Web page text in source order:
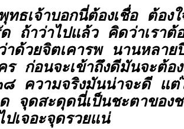
ทธเจ้าบอกนี่ต้องเชื่อ ต้อง
ด ถ้าว่าไปแล้ว คิดว่าเราต้
าด้วยจิตเคารพ นานหลาย
ร ก่อนจะเข้าถึงดีมันจะต้อ
ความจริงมันน่าจะดี แ
จุดสะดุดนี่เป็นชะตาของ
ปเจอะจุดรวยแน่